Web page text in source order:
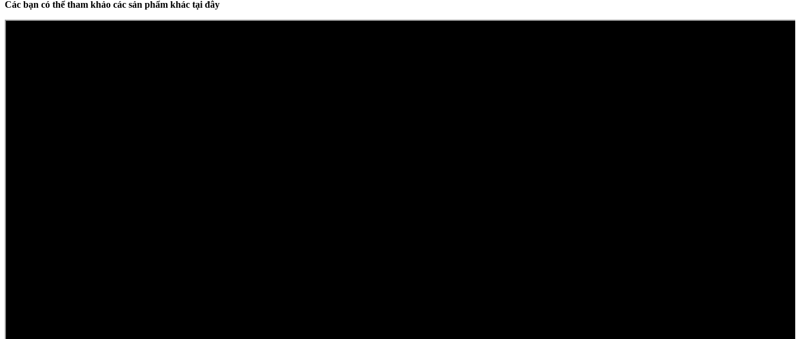
Các bạn có thể tham khảo các sản phẩm khác tại đây